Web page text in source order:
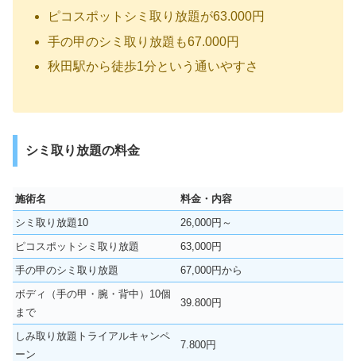
ピコスポットシミ取り放題が63.000円
手の甲のシミ取り放題も67.000円
秋田駅から徒歩1分という通いやすさ
シミ取り放題の料金
施術名
料金・内容
シミ取り放題10
26,000円～
ピコスポットシミ取り放題
63,000円
手の甲のシミ取り放題
67,000円から
ボディ（手の甲・腕・背中）10個
まで
39.800円
しみ取り放題トライアルキャンペ
ーン
7.800円